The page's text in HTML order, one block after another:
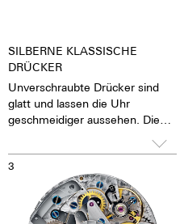
SILBERNE KLASSISCHE
DRÜCKER
Unverschraubte Drücker sind
glatt und lassen die Uhr
geschmeidiger aussehen. Die
durch Knopfdruck auf die
Drücker betätigen
3